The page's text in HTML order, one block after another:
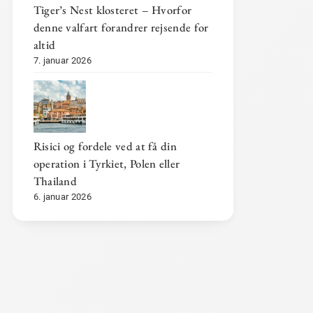
Tiger’s Nest klosteret – Hvorfor
denne valfart forandrer rejsende for
altid
7. januar 2026
Risici og fordele ved at få din
operation i Tyrkiet, Polen eller
Thailand
6. januar 2026